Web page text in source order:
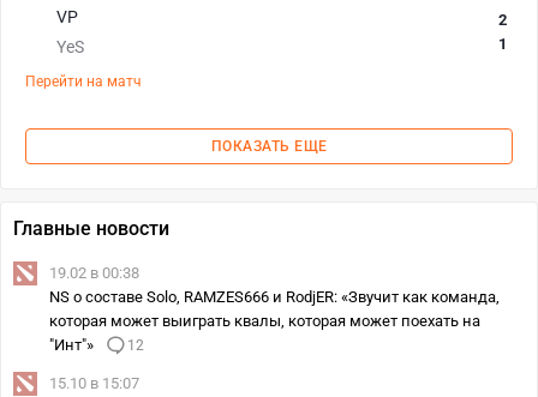
VP
YeS
2
1
Перейти на матч
ПОКАЗАТЬ ЕЩЕ
Главные новости
19.02 в 00:38
NS о составе Solo, RAMZES666 и RodjER: «Звучит как команда,
которая может выиграть квалы, которая может поехать на
"Инт"»
12
15.10 в 15:07